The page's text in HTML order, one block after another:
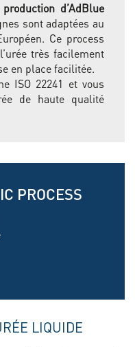
d’AdBlue
sont adaptées au
Ce process
très facilement
en place facilitée.
ISO 22241 et vous
de haute qualité
PROCESS
LIQUIDE